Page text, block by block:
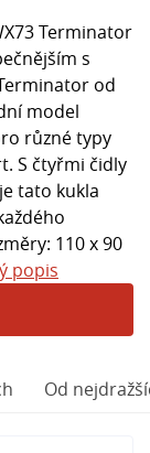
Terminator
s
od
model
různé typy
S čtyřmi čidly
tato kukla
110 x 90
popis
Od